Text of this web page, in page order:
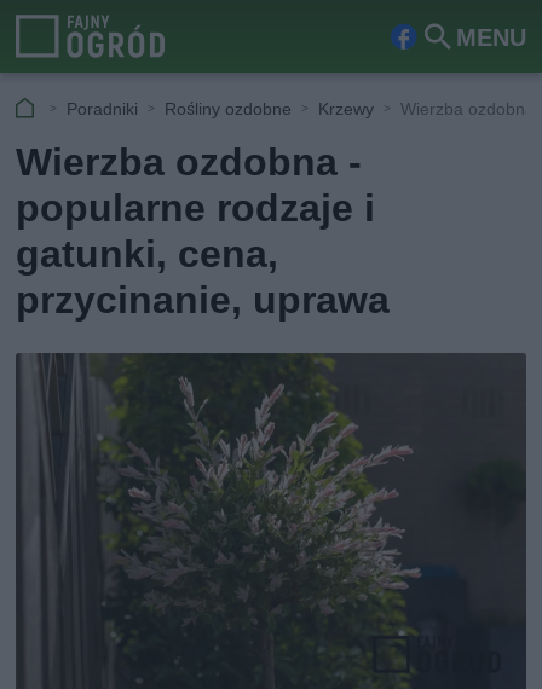
MENU
Fa
ook
Szu
Poradniki Rośliny ozdobne Krzewy Wierzba ozdobna
Wierzba ozdobna -
popularne rodzaje i
gatunki, cena,
przycinanie, uprawa